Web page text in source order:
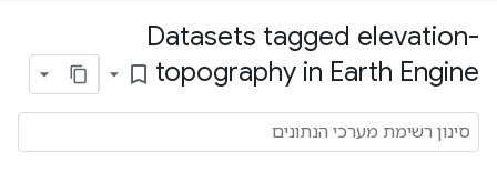
Datasets tagged elevation-
topography in Earth Engine
bookmark_border